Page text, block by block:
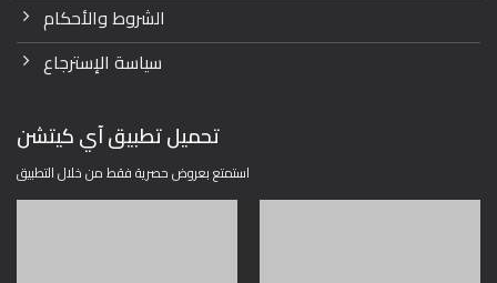
الشروط والأحكام
سياسة الإسترجاع
تحميل تطبيق آي كيتشن
استمتع بعروض حصرية فقط من خلال التطبيق